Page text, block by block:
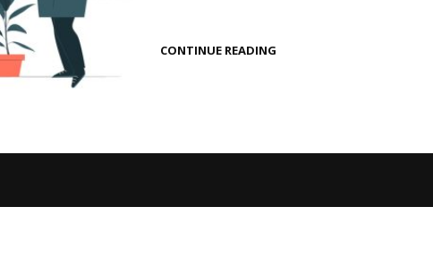
CONTINUE READING